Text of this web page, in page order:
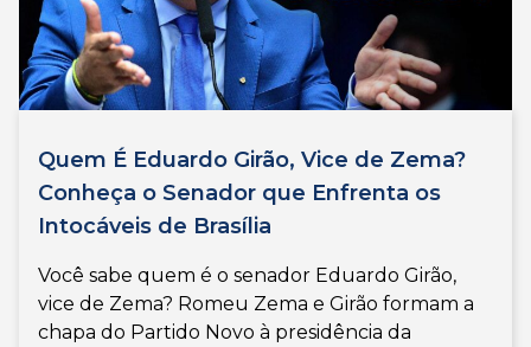
Quem É Eduardo Girão, Vice de Zema?
Conheça o Senador que Enfrenta os
Intocáveis de Brasília
Você sabe quem é o senador Eduardo Girão,
vice de Zema? Romeu Zema e Girão formam a
chapa do Partido Novo à presidência da